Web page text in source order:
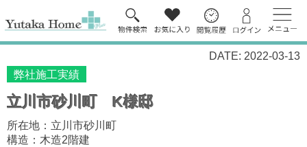
DATE: 2022-03-13
弊社施工実績
立川市砂川町 K様邸
所在地：立川市砂川町
構造：木造2階建